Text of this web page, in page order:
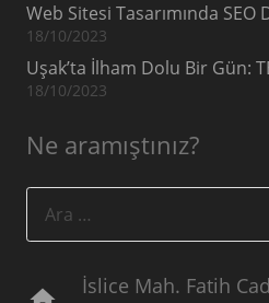
Web Sitesi Tasarımında SEO
18/10/2023
Uşak’ta İlham Dolu Bir Gün:
18/10/2023
Ne aramıştınız?
İslice Mah. Fatih